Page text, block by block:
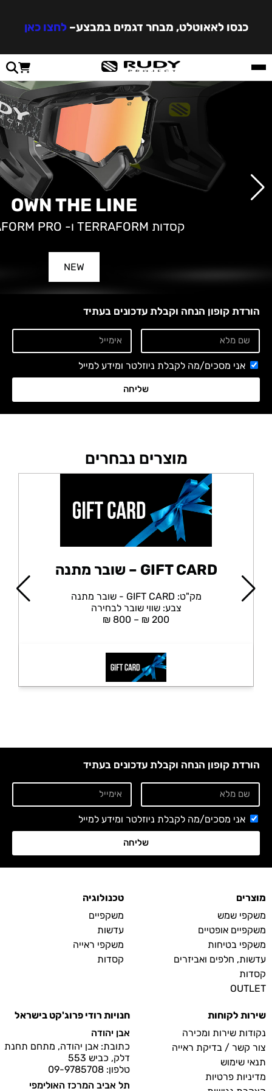
כנסו לאאוטלט, מבחר דגמים במבצע–לחצו כאן
OWN THE LINE
קסדות TERRAFORM ו- TERRAFORM PRO
NEW
הורדת קופון הנחה וקבלת עדכונים בעתיד
אני מסכים/מה לקבלת ניוזלטר ומידע למייל
שליחה
מוצרים נבחרים
GIFT CARD – שובר מתנה
מק"ט: GIFT CARD - שובר מתנה
צבע:שווי שובר לבחירה
₪ 200
–
₪ 800
הורדת קופון הנחה וקבלת עדכונים בעתיד
אני מסכים/מה לקבלת ניוזלטר ומידע למייל
שליחה
מוצרים
משקפי שמש
משקפיים אופטיים
משקפי בטיחות
עדשות, חלפים ואביזרים
קסדות
OUTLET
טכנולוגיה
משקפיים
עדשות
משקפי ראייה
קסדות
שירות לקוחות
נקודות שירות ומכירה
צור קשר / בדיקת ראייה
תנאי שימוש
מדיניות פרטיות
חנויות רודי פרוג'קט בישראל
אבן יהודה
כתובת: אבן יהודה, מתחם תחנת
דלק, כביש 553
טלפון: 09-9785708
תל אביב המרכז האולימפי